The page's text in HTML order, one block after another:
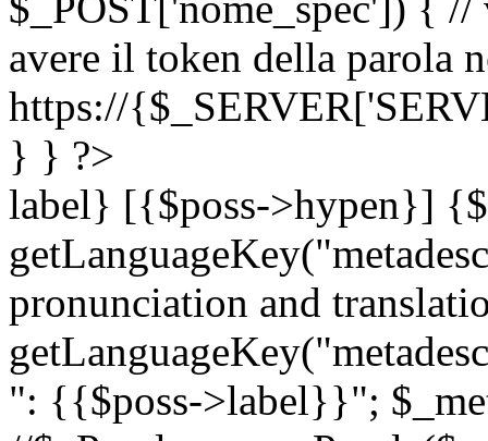
avere il token della parola
https://
} } ?>
label} [{$poss->hypen}]
pronunciation and
": {{$poss->label}}";